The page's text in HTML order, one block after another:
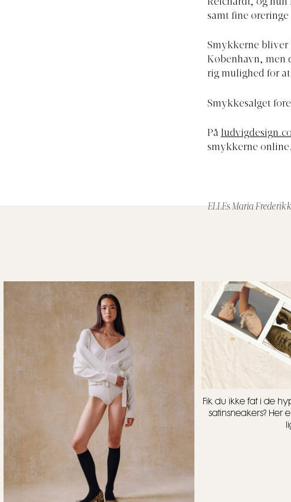
Reichardt, og
samt fine
Smykkerne bliver
København, men
rig mulighed for
Smykkesalget
På
smykkerne
ELLEs Maria
Fik du ikke fat i de
satinsneakers? Her